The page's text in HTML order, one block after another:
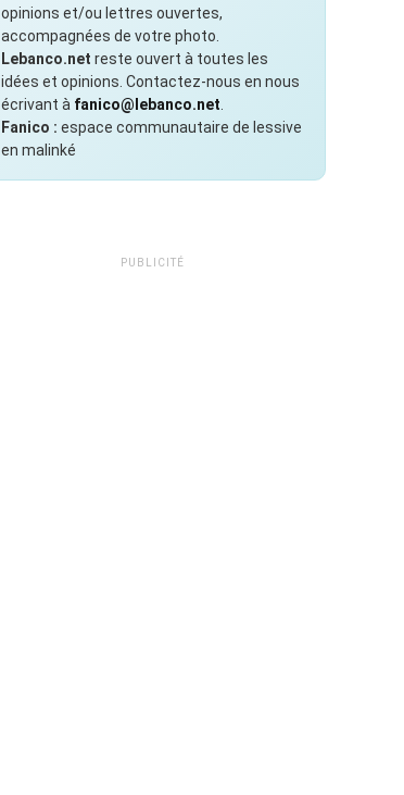
opinions et/ou lettres ouvertes,
accompagnées de votre photo.
Lebanco.net reste ouvert à toutes les
idées et opinions. Contactez-nous en nous
écrivant à fanico@lebanco.net
Fanico : espace communautaire de lessive
en malinké
PUBLICITÉ